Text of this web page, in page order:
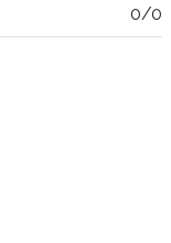
0/0